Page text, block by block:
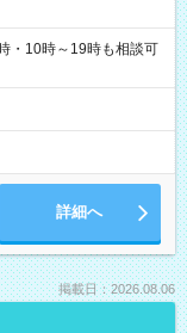
10時～19時も相談可
詳細へ
掲載日：2026.08.06